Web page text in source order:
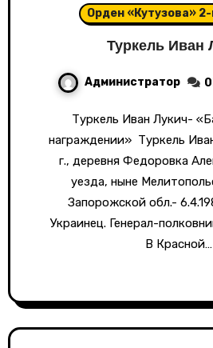
Орден «Кутузова»
Туркель Иван
Администратор
Туркель Иван Лукич- «База данных о
награждении» Туркель
г., деревня Федоровка
уезда, ныне
Запорожской обл.-
Украинец. Генерал-
В Красной…